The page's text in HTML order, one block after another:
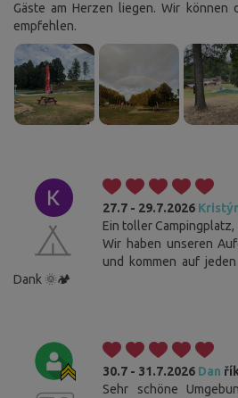
Gäste am Herzen liegen. Wir können
empfehlen.
27.7 - 29.7.2026
Ein toller
Wir haben unseren
und kommen auf
Dank 🌞🏕️
30.7 - 31.7.2026 Dan
Sehr schöne